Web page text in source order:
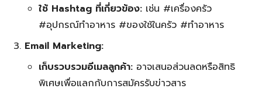
ใช้ Hashtag ที่เกี่ยวข้อง:เช่น #เครื่องครัว
#อุปกรณ์ทำอาหาร #ของใช้ในครัว #ทำอาหาร
Email Marketing:
เก็บรวบรวมอีเมลลูกค้า:อาจเสนอส่วนลดหรือสิทธิ
พิเศษเพื่อแลกกับการสมัครรับข่าวสาร